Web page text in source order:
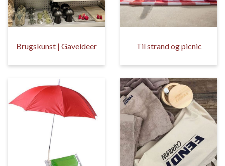
Brugskunst | Gaveideer Til strand og picnic